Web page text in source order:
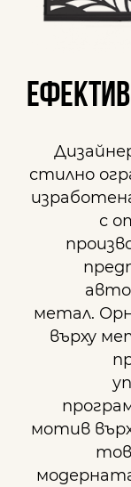
стилно
с
метал.
върху
мотив